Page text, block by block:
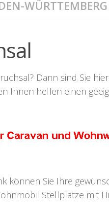
WÜRTTEMBERG
Dann sind Sie
Ihnen helfen einen
können Sie Ihre
Stellplätze mit